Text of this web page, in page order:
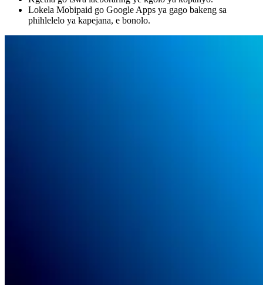
Lokela Mobipaid go Google Apps ya gago bakeng sa
phihlelelo ya kapejana, e bonolo.